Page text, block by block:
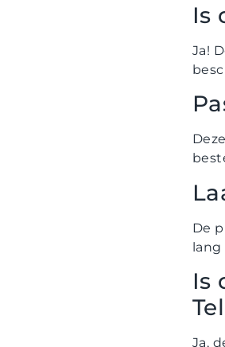
Is
Ja!
De
lang
Is
Ja,